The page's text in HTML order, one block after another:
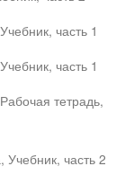
часть 1
часть 1
тетрадь,
часть 2